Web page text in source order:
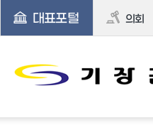
대표포털 의회